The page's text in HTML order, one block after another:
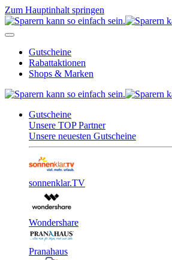
Zum Hauptinhalt springen
Gutscheine
Rabattaktionen
Shops & Marken
Gutscheine
Unsere TOP Partner
Unsere neuesten Gutscheine
sonnenklar.TV
Wondershare
Pranahaus